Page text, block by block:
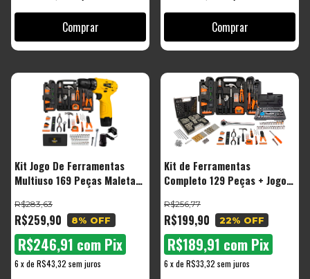
Kit Jogo De Ferramentas
Multiuso 169 Peças Maleta
Tb-12a 3/8 12v The Black
Tools
R$259,90
R$283,63
8% OFF
6 xde R$43,32 sem juros
R$246,91 com Pix
Kit de Ferramentas
Completo 129 Peças + Jogo
peças Brocas e Buchas
R$199,90
R$256,77
22% OFF
6 xde R$33,32 sem juros
R$189,91 com Pix